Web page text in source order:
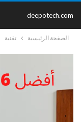
deepotech.com
الصفحة الرئيسية تقنية